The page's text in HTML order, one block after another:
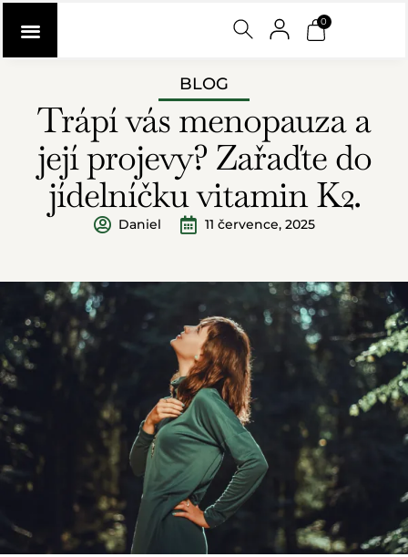
0
BLOG
Trápí vás menopauza a
její projevy? Zařaďte do
jídelníčku vitamin K2.
Daniel 11 července, 2025